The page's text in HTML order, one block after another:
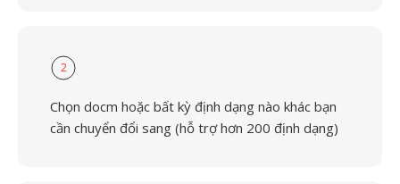
2
Chọn docm hoặc bất kỳ định dạng nào khác bạn
cần chuyển đổi sang (hỗ trợ hơn 200 định dạng)